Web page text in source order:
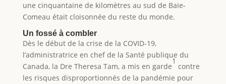
une cinquantaine de kilomètres au sud de Baie-
Comeau était cloisonnée du reste du monde.
Un fossé à combler
Dès le début de la crise de la COVID-19,
l’administratrice en chef de la Santé publique du
Canada, la Dre Theresa Tam, a mis en garde
1
contre
les risques disproportionnés de la pandémie pour